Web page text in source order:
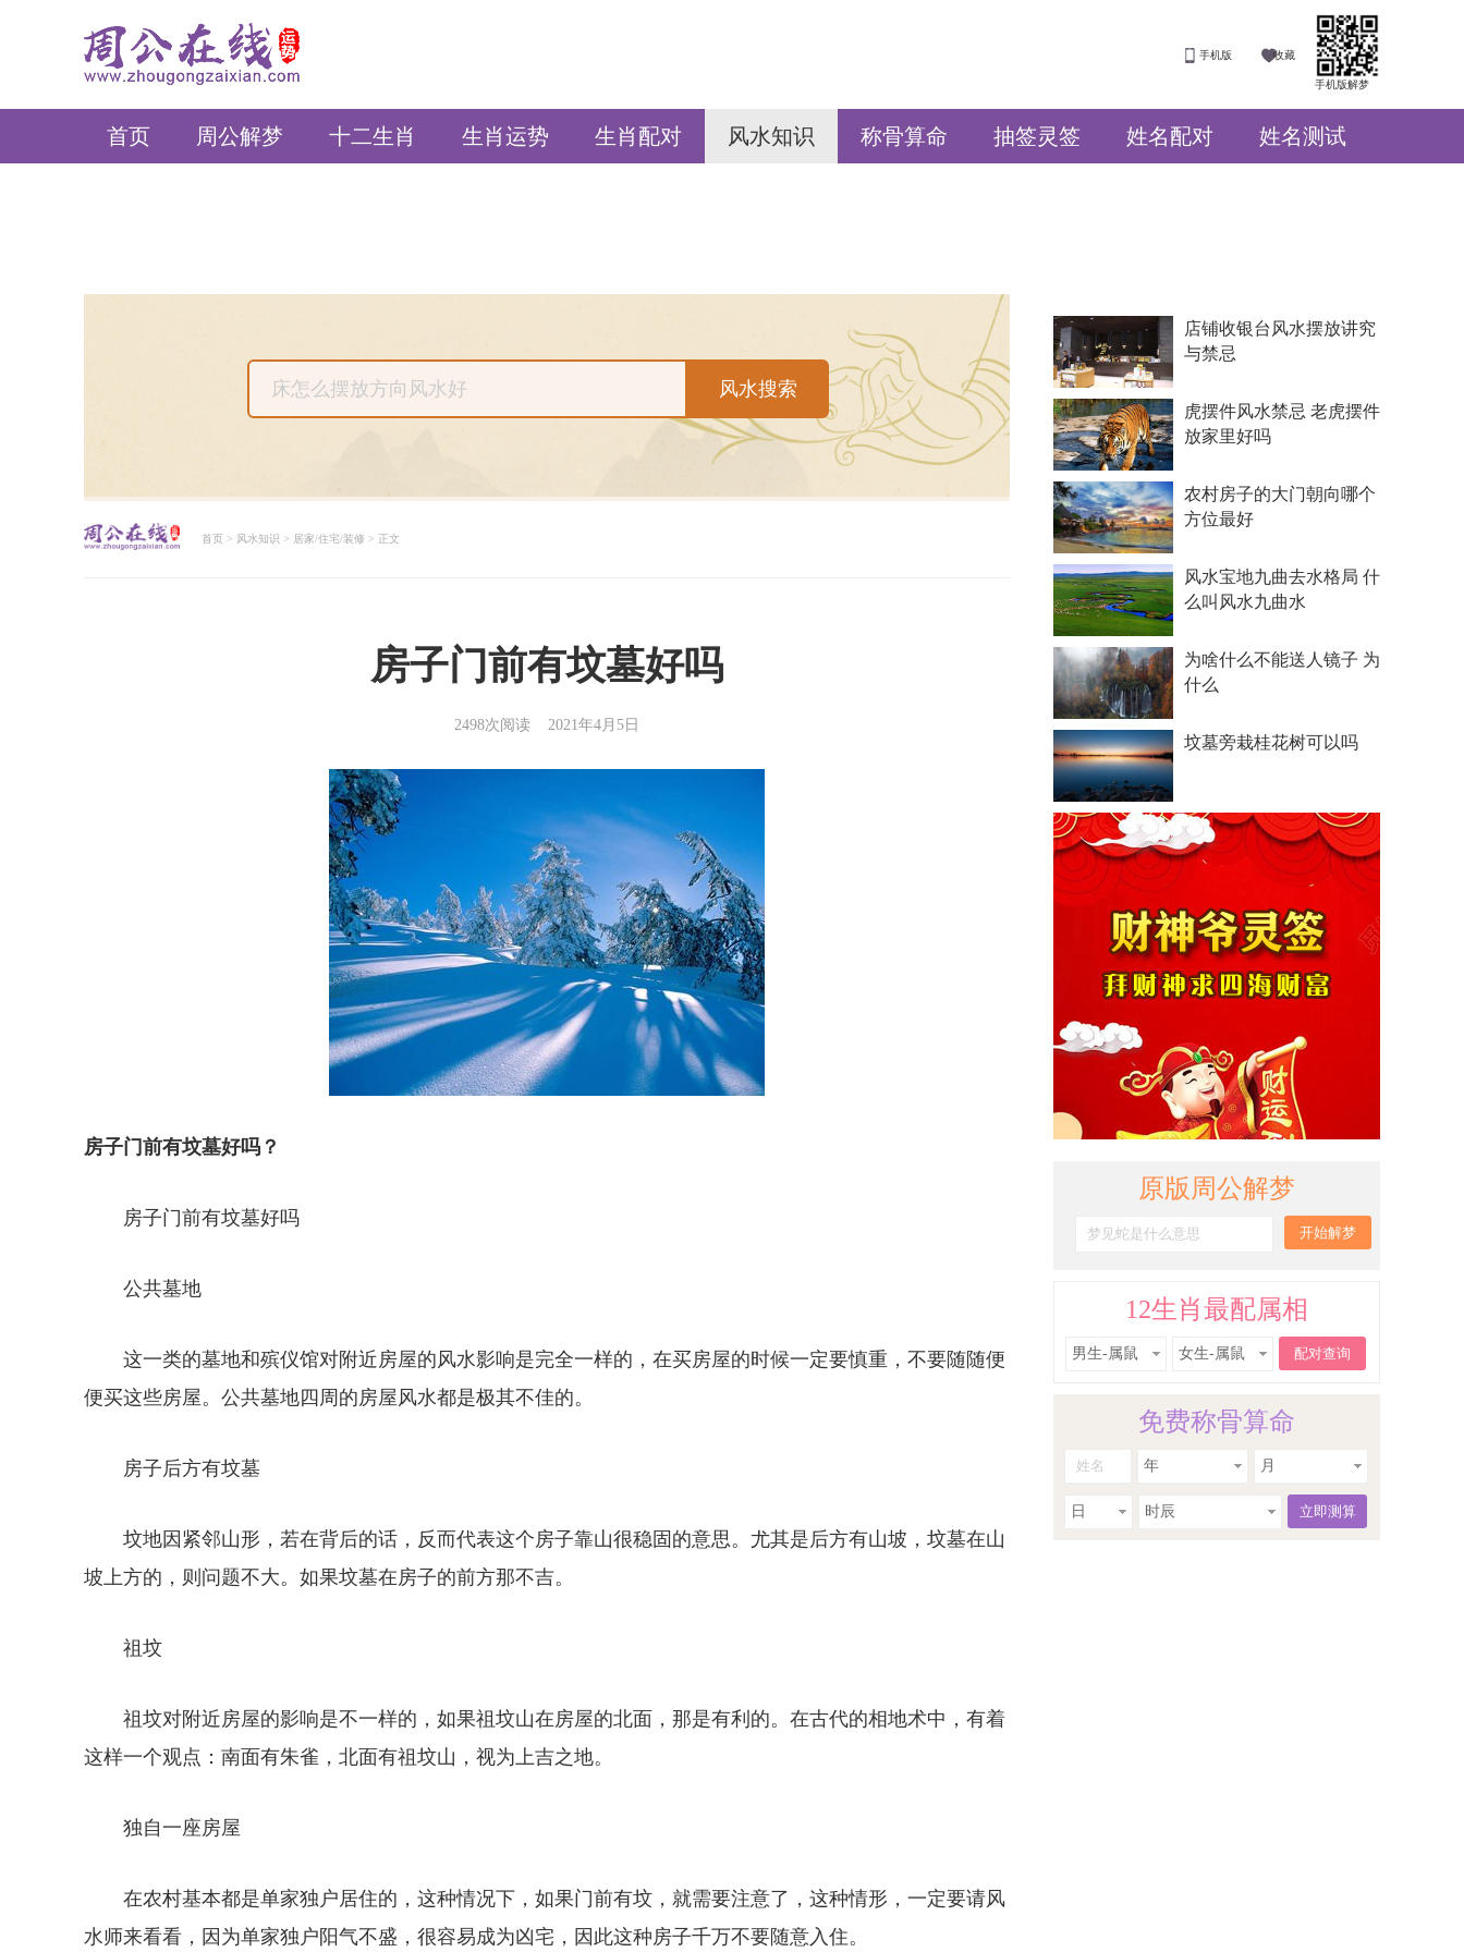
周公在线
手机版解梦
手机版 收藏
首页 周公解梦 十二生肖 生肖运势 生肖配对 风水知识 称骨算命 抽签灵签 姓名配对 姓名测试
首页 > 风水知识 > 居家/住宅/装修 > 正文
房子门前有坟墓好吗
2498次阅读 2021年4月5日
房子门前有坟墓好吗？
房子门前有坟墓好吗
公共墓地
这一类的墓地和殡仪馆对附近房屋的风水影响是完全一样的，在买房屋的时候一定要慎重，不要随随便
便买这些房屋。公共墓地四周的房屋风水都是极其不佳的。
房子后方有坟墓
坟地因紧邻山形，若在背后的话，反而代表这个房子靠山很稳固的意思。尤其是后方有山坡，坟墓在山
坡上方的，则问题不大。如果坟墓在房子的前方那不吉。
祖坟
祖坟对附近房屋的影响是不一样的，如果祖坟山在房屋的北面，那是有利的。在古代的相地术中，有着
这样一个观点：南面有朱雀，北面有祖坟山，视为上吉之地。
独自一座房屋
在农村基本都是单家独户居住的，这种情况下，如果门前有坟，就需要注意了，这种情形，一定要请风
水师来看看，因为单家独户阳气不盛，很容易成为凶宅，因此这种房子千万不要随意入住。
店铺收银台风水摆放讲究
与禁忌
虎摆件风水禁忌 老虎摆件
放家里好吗
农村房子的大门朝向哪个
方位最好
风水宝地九曲去水格局 什
么叫风水九曲水
为啥什么不能送人镜子 为
什么
坟墓旁栽桂花树可以吗
原版周公解梦
12生肖最配属相
男生-属鼠 女生-属鼠
免费称骨算命
年 月
日 时辰